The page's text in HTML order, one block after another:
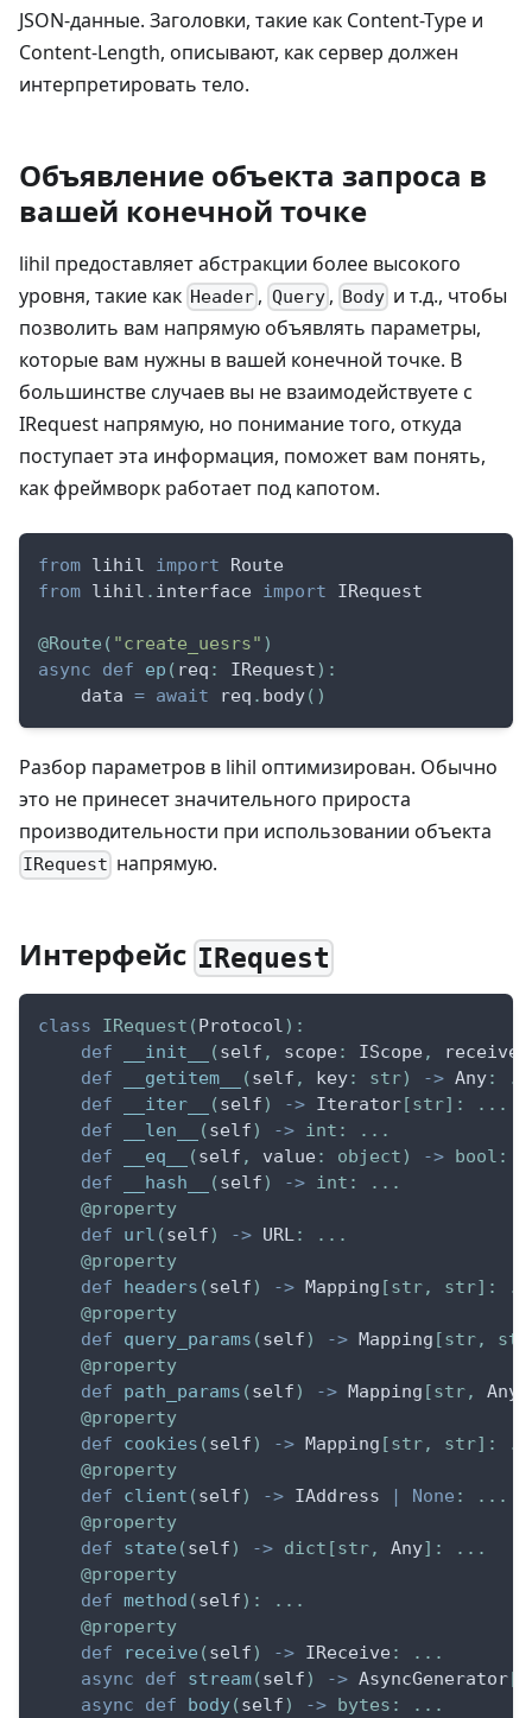
JSON-данные. Заголовки, такие как Content-Type и
Content-Length, описывают, как сервер должен
интерпретировать тело.
Объявление объекта запроса в
вашей конечной точке
lihil предоставляет абстракции более высокого
уровня, такие как Header , Query, Body и т.д., чтобы
позволить вам напрямую объявлять параметры,
которые вам нужны в вашей конечной точке. В
большинстве случаев вы не взаимодействуете с
IRequest напрямую, но понимание того, откуда
поступает эта информация, поможет вам понять,
как фреймворк работает под капотом.
from lihil import Route
from lihil . interface import IRequest
@Route ( "create_uesrs" )
async
def ep ( req : IRequest) :
    data
= await req . body( )
Разбор параметров в lihil оптимизирован. Обычно
это не принесет значительного прироста
производительности при использовании объекта
IRequest напрямую.
Интерфейс IRequest
class IRequest (Protocol) :
def
__init__ (self , scope : IScope , receive
def
__getitem__ (self , key: str) -> Any: .
def
__iter__ (self) -> Iterator[str] : . . .
def
__len__ (self) -> int : . . .
def
__eq__ (self , value : object) -> bool :
def
__hash__ (self) -> int : . . .
@property
def
url (self) -> URL: . . .
@property
def
headers (self) -> Mapping [str, str] : .
@property
def
query_params (self) -> Mapping [str, str
@property
def
path_params (self) -> Mapping [str, Any
@property
def
cookies (self) -> Mapping [str, str] : .
@property
def
client (self) -> IAddress | None : . . .
@property
def
state (self) -> dict [str, Any] : . . .
@property
def method (self) : . . .
@property
def
receive (self) -> IReceive : . . .
async
def stream(self) -> AsyncGenerator[
async
def body(self) -> bytes : . . .